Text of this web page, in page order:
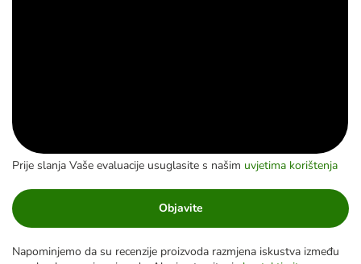
Prije slanja Vaše evaluacije usuglasite s našim uvjetima korištenja
Objavite
Napominjemo da su recenzije proizvoda razmjena iskustva između